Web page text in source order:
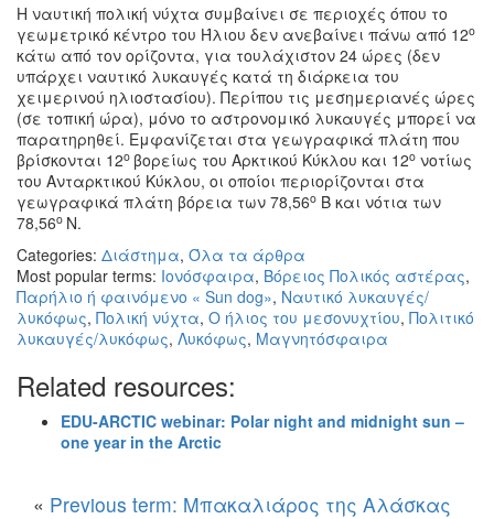
Η ναυτική πολική νύχτα συμβαίνει σε περιοχές όπου το
γεωμετρικό κέντρο του Ήλιου δεν ανεβαίνει πάνω από 12ο
κάτω από τον ορίζοντα, για τουλάχιστον 24 ώρες (δεν
υπάρχει ναυτικό λυκαυγές κατά τη διάρκεια του
χειμερινού ηλιοστασίου). Περίπου τις μεσημεριανές ώρες
(σε τοπική ώρα), μόνο το αστρονομικό λυκαυγές μπορεί να
παρατηρηθεί. Εμφανίζεται στα γεωγραφικά πλάτη που
βρίσκονται 12ο βορείως του Αρκτικού Κύκλου και 12ο νοτίως
του Ανταρκτικού Κύκλου, οι οποίοι περιορίζονται στα
γεωγραφικά πλάτη βόρεια των 78,56ο Β και νότια των
78,56ο Ν.
Categories: Διάστημα, Όλα τα άρθρα
Most popular terms: Ιονόσφαιρα, Βόρειος Πολικός αστέρας,
Παρήλιο ή φαινόμενο « Sun dog», Ναυτικό λυκαυγές/
λυκόφως, Πολική νύχτα, Ο ήλιος του μεσονυχτίου, Πολιτικό
λυκαυγές/λυκόφως, Λυκόφως, Μαγνητόσφαιρα
Related resources:
EDU-ARCTIC webinar: Polar night and midnight sun –
one year in the Arctic
« Previous term: Μπακαλιάρος της Αλάσκας